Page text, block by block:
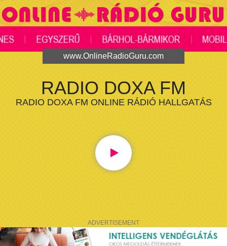
www.OnlineRadioGuru.com
RADIO DOXA FM
RADIO DOXA FM ONLINE RÁDIÓ HALLGATÁS
ADVERTISEMENT